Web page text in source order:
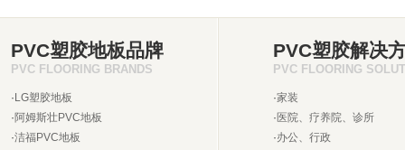
PVC塑胶地板品牌
PVC FLOORING BRANDS
· LG塑胶地板
·阿姆斯壮PVC地板
·洁福PVC地板
PVC塑胶解决
PVC FLOORING
·家装
· 医院、疗养院、诊所
·办公、行政